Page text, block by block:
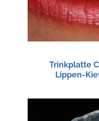
Trinkplatte
Lippen-